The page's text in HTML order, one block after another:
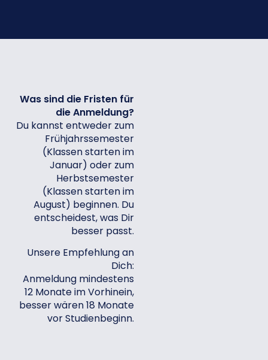
Was sind die Fristen für
die Anmeldung?
Du kannst entweder zum
Frühjahrssemester
(Klassen starten im
Januar) oder zum
Herbstsemester
(Klassen starten im
August) beginnen. Du
entscheidest, was Dir
besser passt.
Unsere Empfehlung an
Dich:
Anmeldung mindestens
12 Monate im Vorhinein,
besser wären 18 Monate
vor Studienbeginn.